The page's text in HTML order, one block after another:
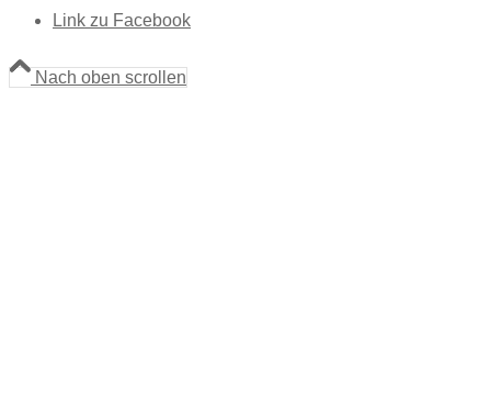
Link zu Facebook
Nach oben scrollen